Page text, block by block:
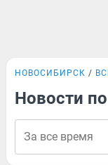
НОВОСИБИРСК
Новости